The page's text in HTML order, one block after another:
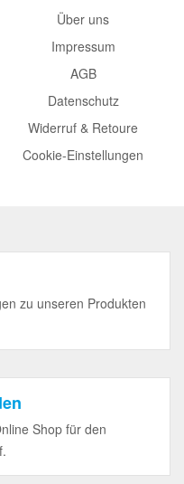
Über uns
Impressum
AGB
Datenschutz
Widerruf & Retoure
Cookie-Einstellungen
zu unseren Produkten
Shop für den